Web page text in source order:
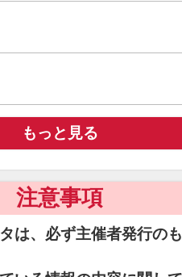
もっと見る
注意事項
は、必ず主催者発行の